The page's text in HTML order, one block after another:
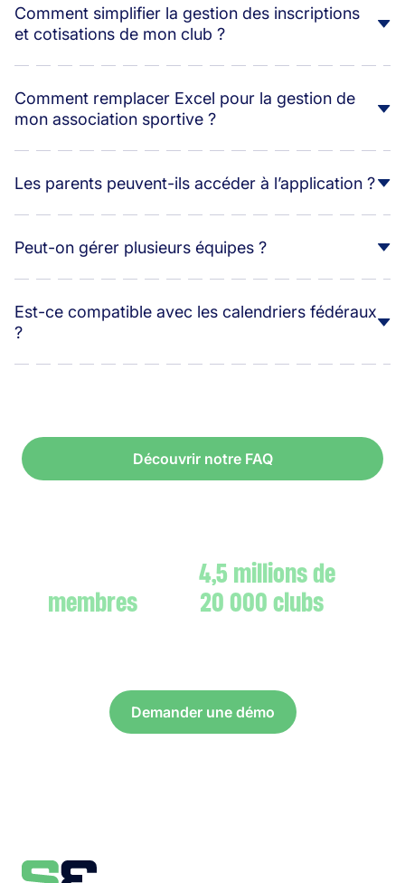
Comment simplifier la gestion des inscriptions
et cotisations de mon club ?
Comment remplacer Excel pour la gestion de
mon association sportive ?
Les parents peuvent-ils accéder à l’application ?
Peut-on gérer plusieurs équipes ?
Est-ce compatible avec les calendriers fédéraux
?
Découvrir notre FAQ
4,5 millions de
membreset les 20 000 clubsqui
Demander une démo